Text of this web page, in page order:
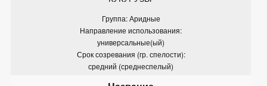
Группа: Аридные
Направление использования:
универсальные(ый)
Срок созревания (гр. спелости):
средний (среднеспелый)